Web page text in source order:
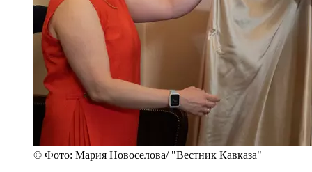
© Фото: Мария Новоселова/ "Вестник Кавказа"